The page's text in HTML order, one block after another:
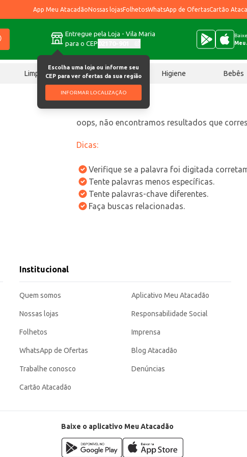
App Meu AtacadãoNossas lojasFolhetosWhatsApp de OfertasCartão
Entregue pela Loja - Vila Maria
para o CEP
Escolha uma loja ou informe seu
CEP para ver ofertas da sua região
INFORMAR LOCALIZAÇÃO
Meu
Limpeza Chocolates Higiene Bebês
oops, não encontramos resultados que
Dicas:
Verifique se a palavra foi digitada
Tente palavras menos específicas.
Tente palavras-chave diferentes.
Faça buscas relacionadas.
Institucional
Quem somos
Nossas lojas
Folhetos
WhatsApp de Ofertas
Trabalhe conosco
Cartão Atacadão
Aplicativo Meu Atacadão
Responsabilidade Social
Imprensa
Blog Atacadão
Denúncias
Baixe o aplicativo Meu Atacadão